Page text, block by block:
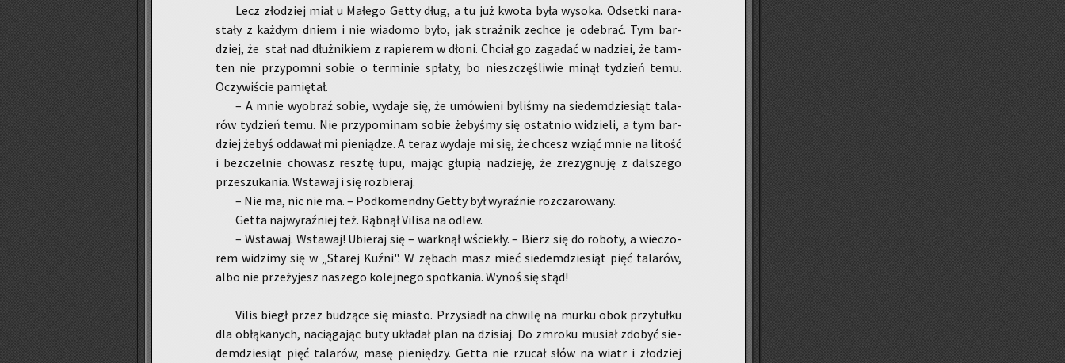
Lecz zło­dziej miał u Ma­łe­go Getty dług, a tu już kwota była wy­so­ka. Od­set­ki na­ra­
sta­ły z każ­dym dniem i nie wia­do­mo było, jak straż­nik ze­chce je ode­brać. Tym bar­
dziej, że stał nad dłuż­ni­kiem z ra­pie­rem w dłoni. Chciał go za­ga­dać w na­dziei, że tam­
ten nie przy­po­mni sobie o ter­mi­nie spła­ty, bo nie­szczę­śli­wie minął ty­dzień temu.
Oczy­wi­ście pa­mię­tał.
– A mnie wy­obraź sobie, wy­da­je się, że umó­wie­ni by­li­śmy na sie­dem­dzie­siąt ta­la­
rów ty­dzień temu. Nie przy­po­mi­nam sobie że­by­śmy się ostat­nio wi­dzie­li, a tym bar­
dziej żebyś od­da­wał mi pie­nią­dze. A teraz wy­da­je mi się, że chcesz wziąć mnie na li­tość
i bez­czel­nie cho­wasz resz­tę łupu, mając głu­pią na­dzie­ję, że zre­zy­gnu­ję z dal­sze­go
prze­szu­ka­nia. Wsta­waj i się roz­bie­raj.
– Nie ma, nic nie ma. – Pod­ko­mend­ny Getty był wy­raź­nie roz­cza­ro­wa­ny.
Getta naj­wy­raź­niej też. Rąb­nął Vi­li­sa na odlew.
– Wsta­waj. Wsta­waj! Ubie­raj się – wark­nął wście­kły. – Bierz się do ro­bo­ty, a wie­czo­
rem wi­dzi­my się w „Sta­rej Kuźni". W zę­bach masz mieć sie­dem­dzie­siąt pięć ta­la­rów,
albo nie prze­ży­jesz na­sze­go ko­lej­ne­go spo­tka­nia. Wynoś się stąd!
Vilis biegł przez bu­dzą­ce się mia­sto. Przy­siadł na chwi­lę na murku obok przy­tuł­ku
dla obłą­ka­nych, na­cią­ga­jąc buty ukła­dał plan na dzi­siaj. Do zmro­ku mu­siał zdo­być sie­
dem­dzie­siąt pięć ta­la­rów, masę pie­nię­dzy. Getta nie rzu­cał słów na wiatr i zło­dziej